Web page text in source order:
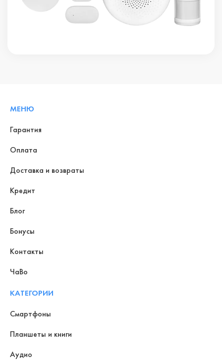
МЕНЮ
Гарантия
Оплата
Доставка и возвраты
Кредит
Блог
Бонусы
Контакты
ЧаВо
КАТЕГОРИИ
Смартфоны
Планшеты и книги
Аудио